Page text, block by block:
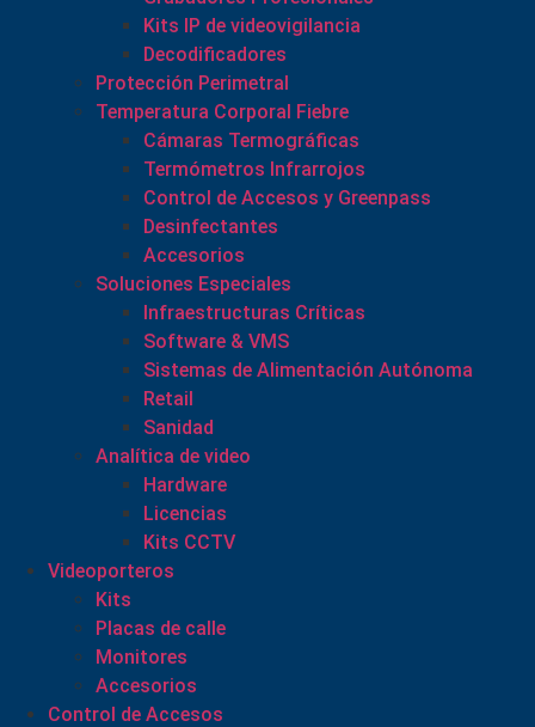
Kits IP de videovigilancia
Decodificadores
Protección Perimetral
Temperatura Corporal Fiebre
Cámaras Termográficas
Termómetros Infrarrojos
Control de Accesos y Greenpass
Desinfectantes
Accesorios
Soluciones Especiales
Infraestructuras Críticas
Software & VMS
Sistemas de Alimentación Autónoma
Retail
Sanidad
Analítica de video
Hardware
Licencias
Kits CCTV
Videoporteros
Kits
Placas de calle
Monitores
Accesorios
Control de Accesos